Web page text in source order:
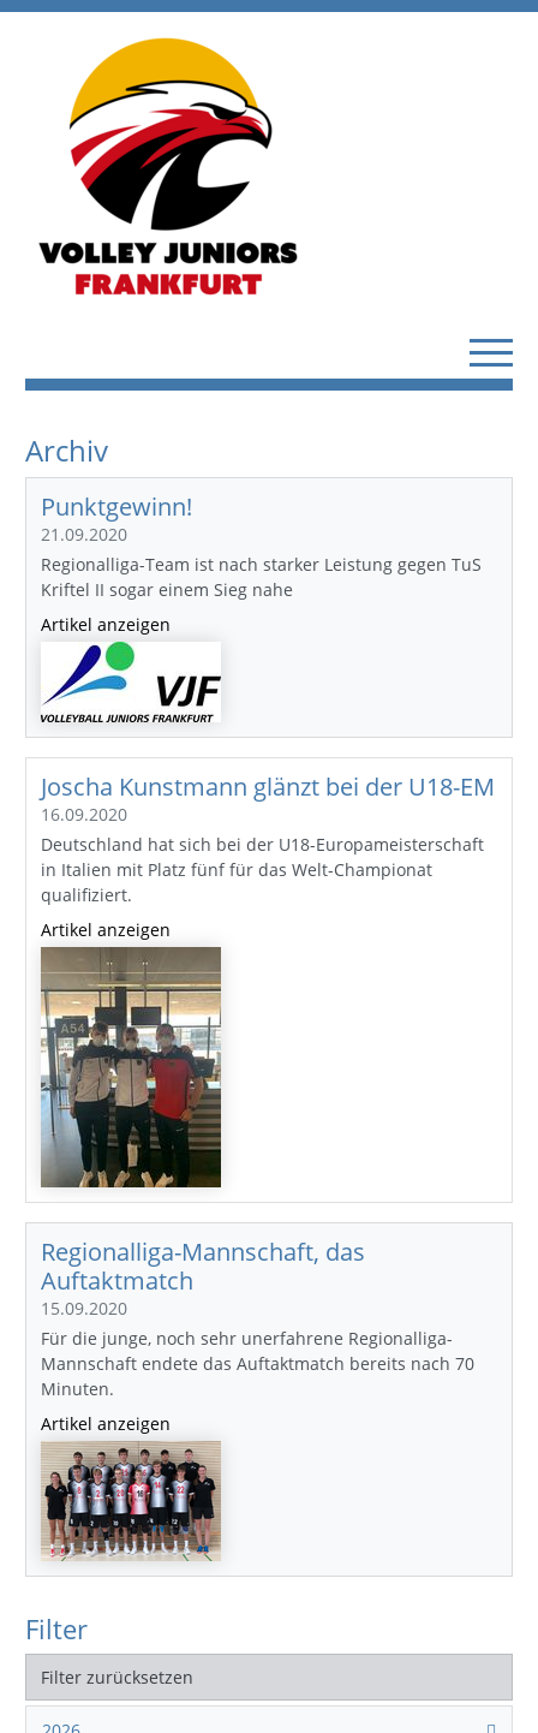
Archiv
Punktgewinn!
21.09.2020
Regionalliga-Team ist nach starker Leistung gegen TuS
Kriftel II sogar einem Sieg nahe
Artikel anzeigen
Joscha Kunstmann glänzt bei der U18-EM
16.09.2020
Deutschland hat sich bei der U18-Europameisterschaft
in Italien mit Platz fünf für das Welt-Championat
qualifiziert.
Artikel anzeigen
Regionalliga-Mannschaft, das
Auftaktmatch
15.09.2020
Für die junge, noch sehr unerfahrene Regionalliga-
Mannschaft endete das Auftaktmatch bereits nach 70
Minuten.
Artikel anzeigen
Filter
Filter zurücksetzen